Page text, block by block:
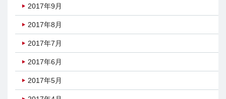
2017年9月
2017年8月
2017年7月
2017年6月
2017年5月